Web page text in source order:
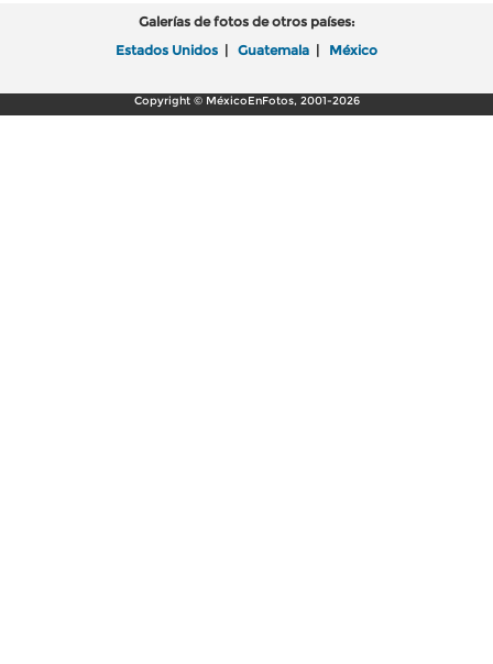
Galerías de fotos de otros países:
Estados Unidos | Guatemala | México
Copyright © MéxicoEnFotos, 2001-2026